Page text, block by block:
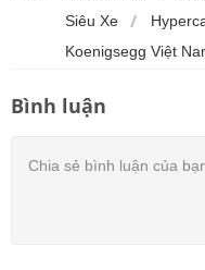
Siêu Xe
Koenigsegg Việt
Bình luận